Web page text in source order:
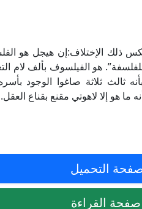
ذلك الإختلاف:إن هيجل هو
هو الفيلسوف بألف لام
ثالث ثلاثة صاغوا
ما هو إلا لاهوتي مقنع بقناع
التحميل
صفحة القراءة